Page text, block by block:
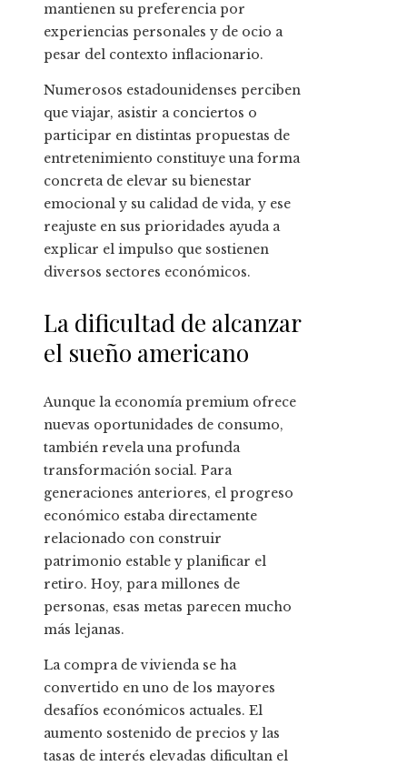
mantienen su preferencia por
experiencias personales y de ocio a
pesar del contexto inflacionario.
Numerosos estadounidenses perciben
que viajar, asistir a conciertos o
participar en distintas propuestas de
entretenimiento constituye una forma
concreta de elevar su bienestar
emocional y su calidad de vida, y ese
reajuste en sus prioridades ayuda a
explicar el impulso que sostienen
diversos sectores económicos.
La dificultad de alcanzar
el sueño americano
Aunque la economía premium ofrece
nuevas oportunidades de consumo,
también revela una profunda
transformación social. Para
generaciones anteriores, el progreso
económico estaba directamente
relacionado con construir
patrimonio estable y planificar el
retiro. Hoy, para millones de
personas, esas metas parecen mucho
más lejanas.
La compra de vivienda se ha
convertido en uno de los mayores
desafíos económicos actuales. El
aumento sostenido de precios y las
tasas de interés elevadas dificultan el